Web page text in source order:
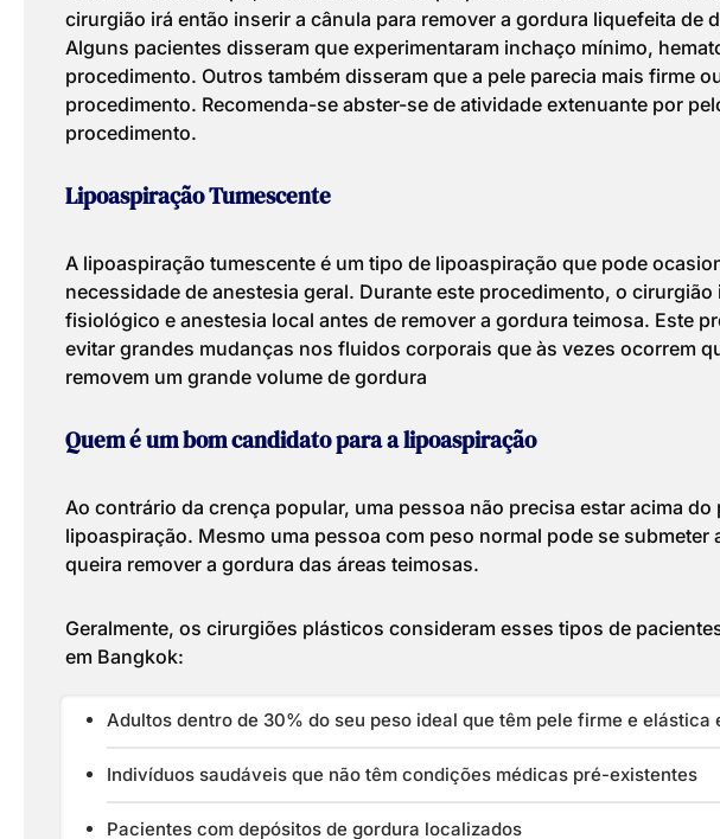
cirurgião irá então inserir a cânula para remover a gordura liquefeita de
Alguns pacientes disseram que experimentaram inchaço mínimo,
procedimento. Outros também disseram que a pele parecia mais firme
procedimento. Recomenda-se abster-se de atividade extenuante por
procedimento.
Lipoaspiração Tumescente
A lipoaspiração tumescente é um tipo de lipoaspiração que pode
necessidade de anestesia geral. Durante este procedimento, o
fisiológico e anestesia local antes de remover a gordura teimosa. Este
evitar grandes mudanças nos fluidos corporais que às vezes ocorrem
removem um grande volume de gordura
Quem é um bom candidato para a lipoaspiração
Ao contrário da crença popular, uma pessoa não precisa estar acima do
lipoaspiração. Mesmo uma pessoa com peso normal pode se submeter
queira remover a gordura das áreas teimosas.
Geralmente, os cirurgiões plásticos consideram esses tipos de
em Bangkok:
Adultos dentro de 30% do seu peso ideal que têm pele firme e elástica
Indivíduos saudáveis que não têm condições médicas pré-existentes
Pacientes com depósitos de gordura localizados